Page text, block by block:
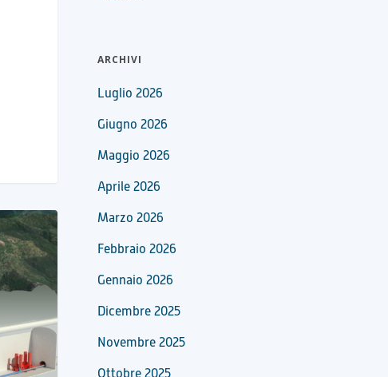
ARCHIVI
Luglio 2026
Giugno 2026
Maggio 2026
Aprile 2026
Marzo 2026
Febbraio 2026
Gennaio 2026
Dicembre 2025
Novembre 2025
Ottobre 2025